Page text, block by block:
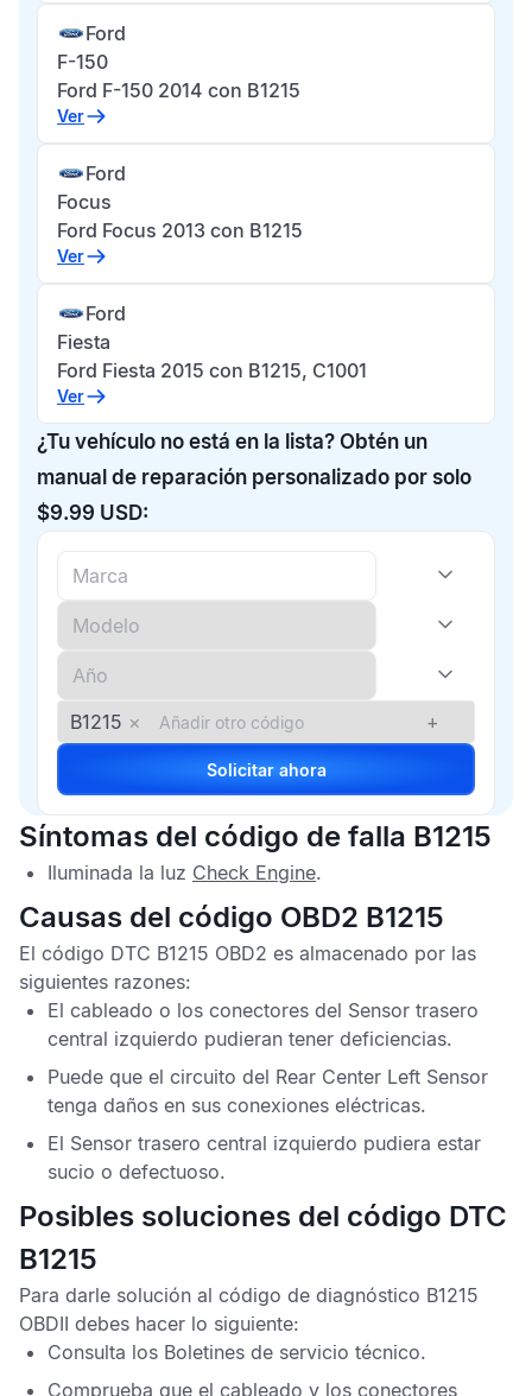
Ford
F-150
Ford F-150 2014 con B1215
Ver
Ford
Focus
Ford Focus 2013 con B1215
Ver
Ford
Fiesta
Ford Fiesta 2015 con B1215, C1001
Ver
¿Tu vehículo no está en la lista? Obtén un
manual de reparación personalizado por solo
$9.99 USD:
B1215 × +
Solicitar ahora
Síntomas del código de falla B1215
Iluminada la luz Check Engine.
Causas del código OBD2 B1215
El código DTC B1215 OBD2 es almacenado por las
siguientes razones:
El cableado o los conectores del Sensor trasero
central izquierdo pudieran tener deficiencias.
Puede que el circuito del Rear Center Left Sensor
tenga daños en sus conexiones eléctricas.
El Sensor trasero central izquierdo pudiera estar
sucio o defectuoso.
Posibles soluciones del código DTC
B1215
Para darle solución al código de diagnóstico B1215
OBDII debes hacer lo siguiente:
Consulta los Boletines de servicio técnico.
Comprueba que el cableado y los conectores